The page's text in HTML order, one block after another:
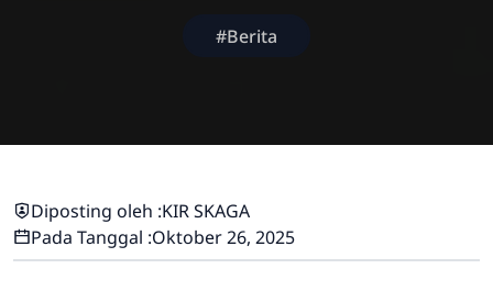
#Berita
Diposting oleh :KIR SKAGA
Pada Tanggal :Oktober 26, 2025